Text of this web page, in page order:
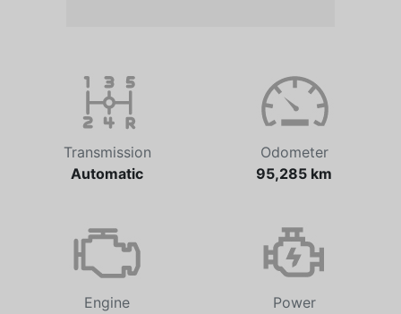
Transmission
Automatic
Odometer
95,285 km
Engine
Power